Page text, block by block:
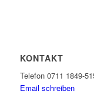
KONTAKT
Telefon 0711 1849-
Email schreiben